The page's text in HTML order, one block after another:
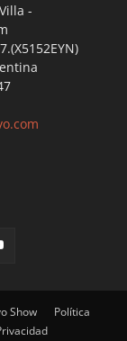
-
Show
Política